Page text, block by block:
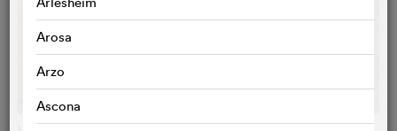
Arosa
Arzo
Ascona